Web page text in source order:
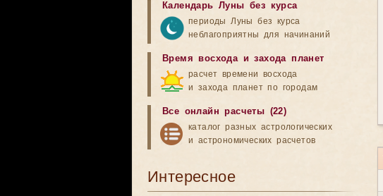
Календарь Луны без курса
периоды Луны без курса
неблагоприятны для начинаний
Время восхода и захода планет
расчет времени восхода
и захода планет по городам
Все онлайн расчеты (22)
каталог разных астрологических
и астрономических расчетов
Интересное